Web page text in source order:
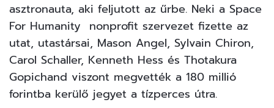
asztronauta, aki feljutott az űrbe. Neki a Space
For Humanity nonprofit szervezet fizette az
utat, utastársai, Mason Angel, Sylvain Chiron,
Carol Schaller, Kenneth Hess és Thotakura
Gopichand viszont megvették a 180 millió
forintba kerülő jegyet a tízperces útra.